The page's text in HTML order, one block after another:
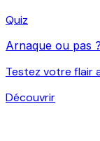
Quiz
Arnaque ou pas ?
Testez votre flair
Découvrir